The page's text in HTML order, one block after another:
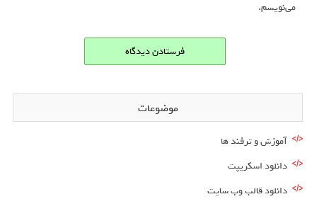
می‌نویسم.
موضوعات
آموزش و ترفند ها
دانلود اسکریپت
دانلود قالب وب سایت